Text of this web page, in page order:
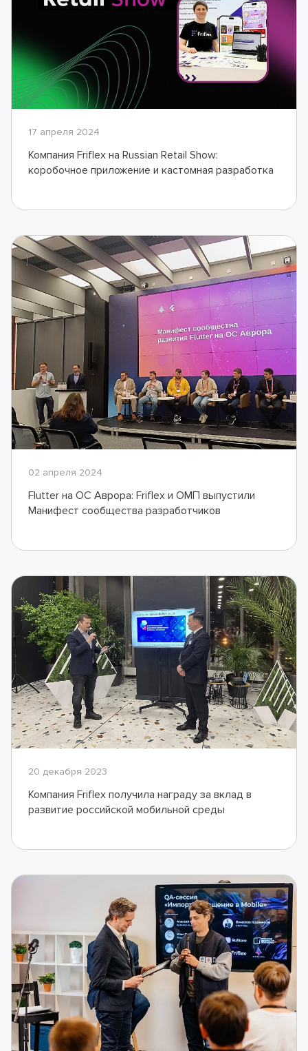
17 апреля 2024
Компания Friflex на Russian Retail Show:
коробочное приложение и кастомная разработка
02 апреля 2024
Flutter на ОС Аврора: Friflex и ОМП выпустили
Манифест сообщества разработчиков
20 декабря 2023
Компания Friflex получила награду за вклад в
развитие российской мобильной среды